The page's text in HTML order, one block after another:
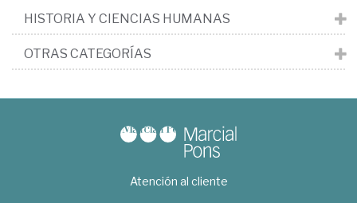
HISTORIA Y CIENCIAS HUMANAS
OTRAS CATEGORÍAS
Atención al cliente